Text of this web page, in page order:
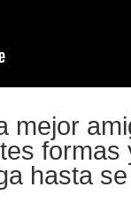
mejor
formas
hasta